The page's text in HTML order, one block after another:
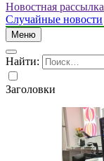
Новостная рассылка
Случайные новости
Меню
Найти:
Заголовки